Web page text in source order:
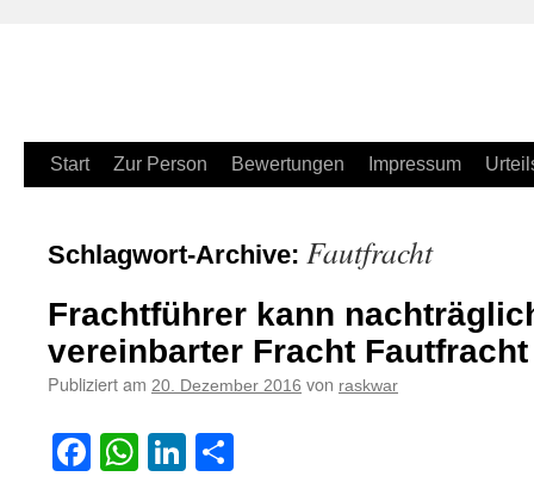
Zum
springen
Start Zur Person Bewertungen Impressum
Schlagwort-Archive: Fautfracht
Frachtführer kann
vereinbarter Fracht
Publiziert am 20. Dezember 2016 von raskwar
Facebook
WhatsApp
LinkedIn